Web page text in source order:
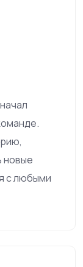
новые
с любыми